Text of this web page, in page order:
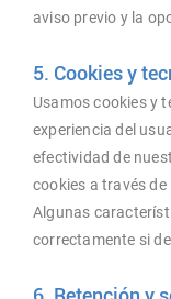
aviso previo y la
5. Cookies y
Usamos cookies y
experiencia del
efectividad de
cookies a través
Algunas
correctamente si